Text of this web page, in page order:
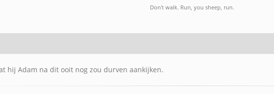
Don't walk. Run, you sheep, run.
hij Adam na dit ooit nog zou durven aankijken.